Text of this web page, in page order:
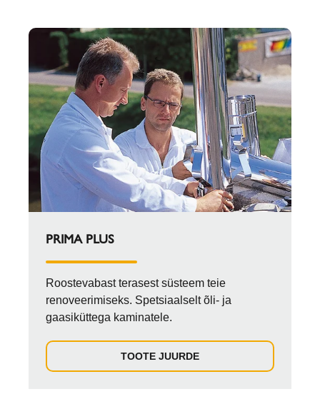
PRIMA PLUS
Roostevabast terasest süsteem teie
renoveerimiseks. Spetsiaalselt õli- ja
gaasiküttega kaminatele.
TOOTE JUURDE